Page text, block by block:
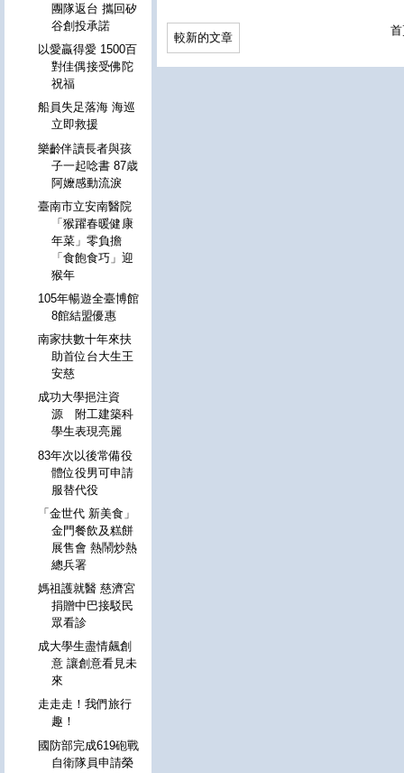
較新的文章
團隊返台 攜回矽
谷創投承諾
以愛贏得愛 1500百
對佳偶接受佛陀
祝福
船員失足落海 海巡
立即救援
樂齡伴讀長者與孩
子一起唸書 87歳
阿嬤感動流淚
臺南市立安南醫院
「猴躍春暖健康
年菜」零負擔
「食飽食巧」迎
猴年
105年暢遊全臺博館
8館結盟優惠
南家扶數十年來扶
助首位台大生王
安慈
成功大學挹注資
源 附工建築科
學生表現亮麗
83年次以後常備役
體位役男可申請
服替代役
「金世代 新美食」
金門餐飲及糕餅
展售會 熱鬧炒熱
總兵署
媽祖護就醫 慈濟宮
捐贈中巴接駁民
眾看診
成大學生盡情飆創
意 讓創意看見未
來
走走走！我們旅行
趣！
國防部完成619砲戰
自衛隊員申請榮